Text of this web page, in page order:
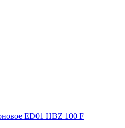
ED01 HBZ 100 F